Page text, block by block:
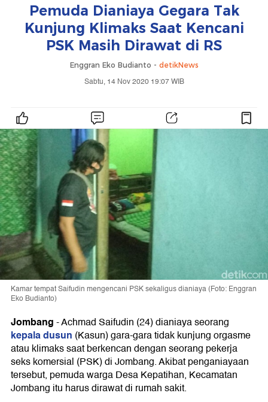
Pemuda Dianiaya Gegara Tak
Kunjung Klimaks Saat Kencani
PSK Masih Dirawat di RS
Enggran Eko Budianto - detikNews
Sabtu, 14 Nov 2020 19:07 WIB
Kamar tempat Saifudin mengencani PSK sekaligus dianiaya (Foto: Enggran
Eko Budianto)
Jombang-Achmad Saifudin (24) dianiaya seorang
kepala dusun (Kasun) gara-gara tidak kunjung orgasme
atau klimaks saat berkencan dengan seorang pekerja
seks komersial (PSK) di Jombang. Akibat penganiayaan
tersebut, pemuda warga Desa Kepatihan, Kecamatan
Jombang itu harus dirawat di rumah sakit.